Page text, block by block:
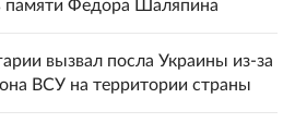
памяти Федора Шаляпина
вызвал посла Украины из-за
ВСУ на территории страны